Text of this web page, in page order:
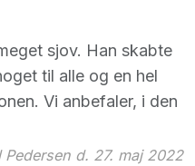
sjov. Han skabte
til alle og en hel
Vi anbefaler, i den
d. 27. maj 2022